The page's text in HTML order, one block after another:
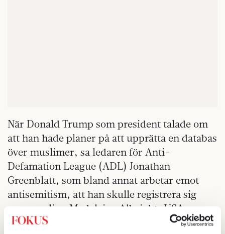
När Donald Trump som president talade om
att han hade planer på att upprätta en databas
över muslimer, sa ledaren för Anti-
Defamation League (ADL) Jonathan
Greenblatt, som bland annat arbetar emot
antisemitism, att han skulle registrera sig
som muslim. Madeleine Albright, USA:s
tidigare utrikesminister, en katolik som först